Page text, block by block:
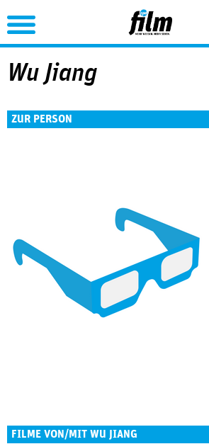
Jump to Navigation
Wu Jiang
ZUR PERSON
FILME VON/MIT WU JIANG